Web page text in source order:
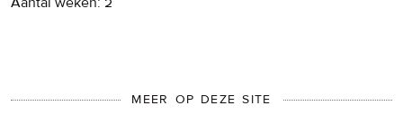
MEER OP DEZE SITE